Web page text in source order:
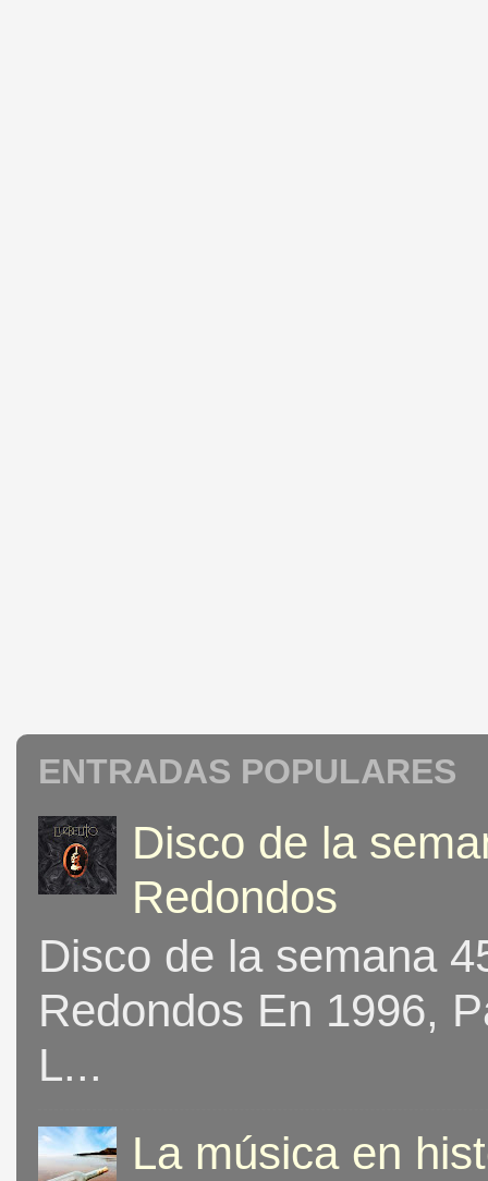
ENTRADAS POPULARES
Disco de la
Redondos
Disco de la semana
Redondos En 1996,
L...
La música en